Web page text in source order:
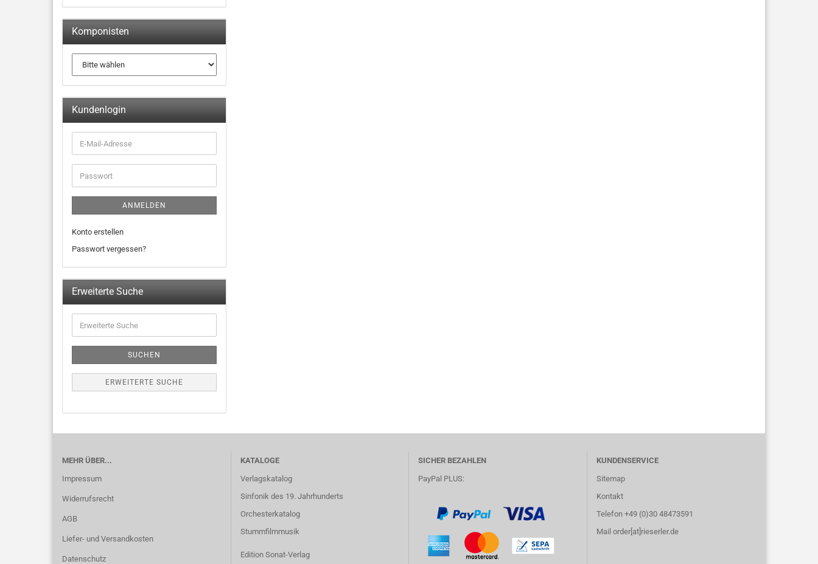
Komponisten
Kundenlogin
ANMELDEN
Konto erstellen
Passwort vergessen?
Erweiterte Suche
SUCHEN
ERWEITERTE SUCHE
MEHR ÜBER...
Impressum
Widerrufsrecht
AGB
Liefer- und Versandkosten
Datenschutz
KATALOGE
Verlagskatalog
Sinfonik des 19. Jahrhunderts
Orchesterkatalog
Stummfilmmusik
Edition Sonat-Verlag
SICHER BEZAHLEN
PayPal PLUS:
KUNDENSERVICE
Sitemap
Kontakt
Telefon +49 (0)30 48473591
Mail order[at]rieserler.de